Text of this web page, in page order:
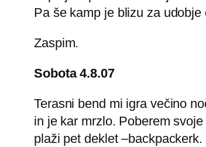
Pa še kamp je blizu za
Zaspim.
Sobota 4.8.07
Terasni bend mi igra večino
in je kar mrzlo. Poberem
plaži pet deklet